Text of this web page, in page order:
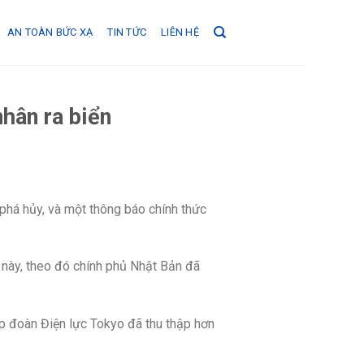
AN TOÀN BỨC XẠ TIN TỨC LIÊN HỆ
ra biển
hủy, và một thông báo chính thức
theo đó chính phủ Nhật Bản đã
đoàn Điện lực Tokyo đã thu thập hơn